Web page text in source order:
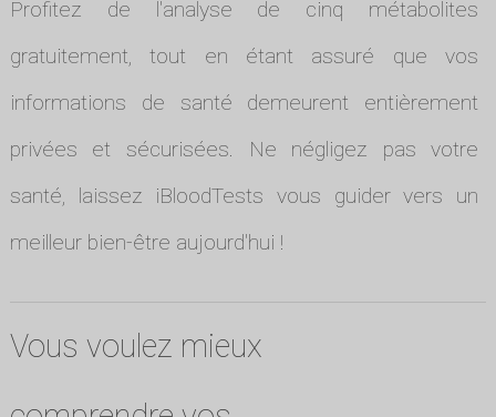
Profitez de l'analyse de cinq métabolites
gratuitement, tout en étant assuré que vos
informations de santé demeurent entièrement
privées et sécurisées. Ne négligez pas votre
santé, laissez iBloodTests vous guider vers un
meilleur bien-être aujourd'hui !
Vous voulez mieux